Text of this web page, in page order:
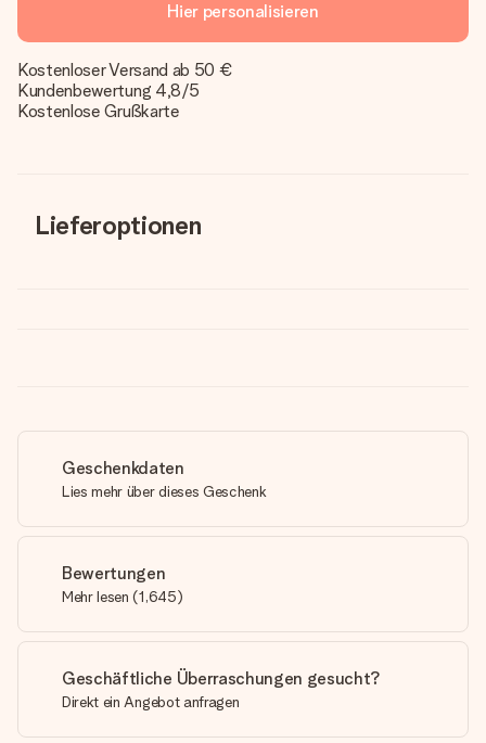
Hier personalisieren
Kostenloser Versand ab 50 €
Kundenbewertung 4,8/5
Kostenlose Grußkarte
Lieferoptionen
Geschenkdaten
Lies mehr über dieses Geschenk
Bewertungen
Mehr lesen (1,645)
Geschäftliche Überraschungen gesucht?
Direkt ein Angebot anfragen